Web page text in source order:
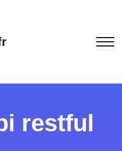
restful